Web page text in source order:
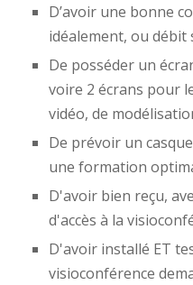
D’avoir une bonne
idéalement, ou débit
De posséder un
voire 2 écrans pour
vidéo, de
De prévoir un
une formation
D'avoir bien reçu,
d'accès à la
D'avoir installé ET
visioconférence